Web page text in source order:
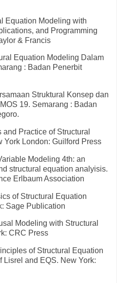
Equation Modeling with
and Programming
& Francis
Equation Modeling Dalam
: Badan Penerbit
Struktural Konsep dan
19. Semarang : Badan
Practice of Structural
York London: Guilford Press
Modeling 4th: an
structural equation analyisis.
Erlbaum Association
of Structural Equation
Sage Publication
Modeling with Structural
CRC Press
of Structural Equation
Lisrel and EQS. New York: